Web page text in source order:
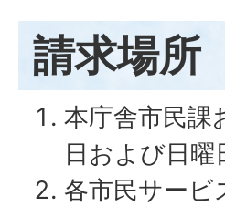
請求場所
本庁舎市民課
日および日曜
各市民サービ